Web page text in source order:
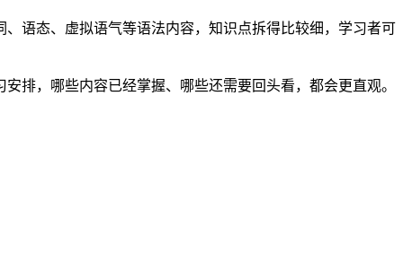
语态、虚拟语气等语法内容，知识点拆得比较细，学习者可
排，哪些内容已经掌握、哪些还需要回头看，都会更直观。